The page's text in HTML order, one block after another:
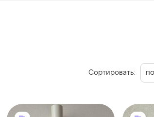
Сортировать: